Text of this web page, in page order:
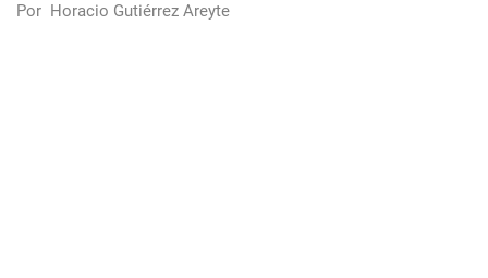
Por Horacio Gutiérrez Areyte